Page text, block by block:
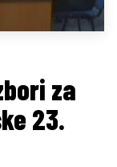
za
23.